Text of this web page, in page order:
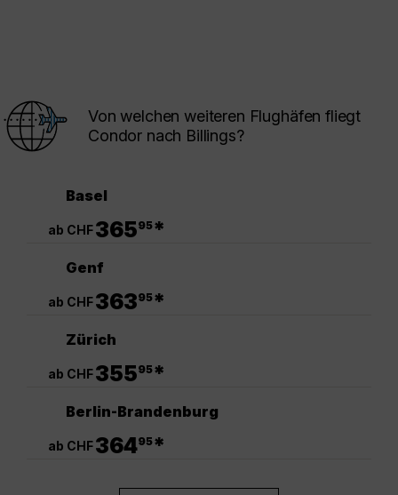
Von welchen weiteren Flughäfen fliegt
Condor nach Billings?
Basel
ab CHF36595*
Genf
ab CHF36395*
Zürich
ab CHF35595*
Berlin-Brandenburg
ab CHF36495*